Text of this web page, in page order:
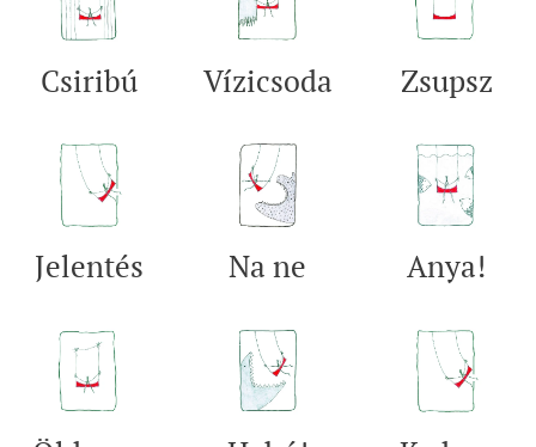
Csiribú Vízicsoda Zsupsz
Jelentés Na ne Anya!